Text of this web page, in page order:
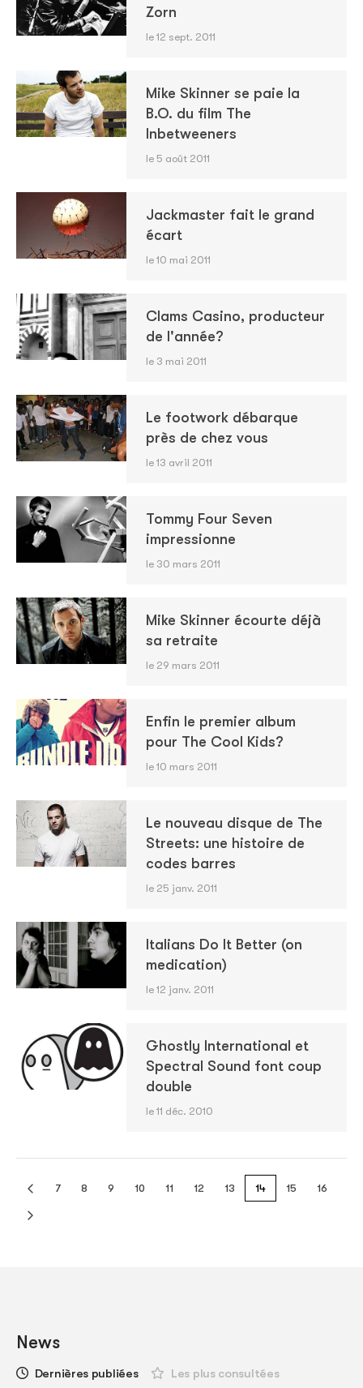
Zorn
le 12 sept. 2011
Mike Skinner se paie la
B.O. du film The
Inbetweeners
le 5 août 2011
Jackmaster fait le grand
écart
le 10 mai 2011
Clams Casino, producteur
de l'année?
le 3 mai 2011
Le footwork débarque
près de chez vous
le 13 avril 2011
Tommy Four Seven
impressionne
le 30 mars 2011
Mike Skinner écourte déjà
sa retraite
le 29 mars 2011
Enfin le premier album
pour The Cool Kids?
le 10 mars 2011
Le nouveau disque de The
Streets: une histoire de
codes barres
le 25 janv. 2011
Italians Do It Better (on
medication)
le 12 janv. 2011
Ghostly International et
Spectral Sound font coup
double
le 11 déc. 2010
7 8 9 10 11 12 13 14 15 16
News
Dernières publiées Les plus consultées